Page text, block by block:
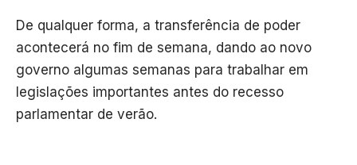
De qualquer forma, a transferência de poder
acontecerá no fim de semana, dando ao novo
governo algumas semanas para trabalhar em
legislações importantes antes do recesso
parlamentar de verão.